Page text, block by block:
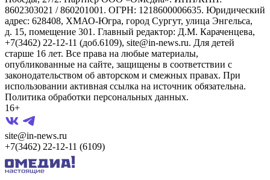
8602303021 / 860201001. ОГРН: 1218600006635. Юридический
адрес: 628408, ХМАО-Югра, город Сургут, улица Энгельса,
д. 15, помещение 301. Главный редактор: Д.М. Караченцева,
+7(3462) 22-12-11 (доб.6109), site@in-news.ru. Для детей
старше 16 лет. Все права на любые материалы,
опубликованные на сайте, защищены в соответствии с
законодательством об авторском и смежных правах. При
использовании активная ссылка на источник обязательна.
Политика обработки персональных данных.
16+
site@in-news.ru
+7(3462) 22-12-11 (6109)